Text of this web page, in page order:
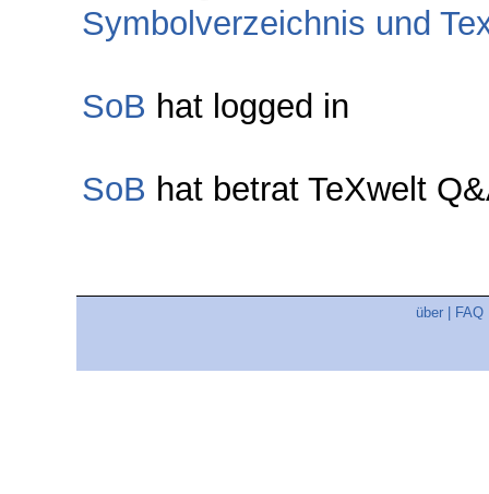
Symbolverzeichnis und
SoB hat logged in
SoB hat betrat TeXwelt
über FAQ